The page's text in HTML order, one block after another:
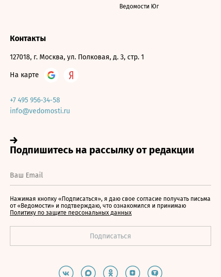
Ведомости Юг
Контакты
127018, г. Москва, ул. Полковая, д. 3, стр. 1
На карте
+7 495 956-34-58
info@vedomosti.ru
Нажимая кнопку «Подписаться», я даю свое согласие получать письма
от «Ведомости» и подтверждаю, что ознакомился и принимаю
Политику по защите персональных данных